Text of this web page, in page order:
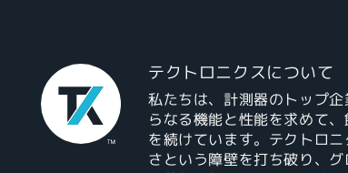
テクトロニクスについて
私たちは、計測器のトップ
らなる機能と性能を求めて
を続けています。テクトロ
さという障壁を打ち破り、